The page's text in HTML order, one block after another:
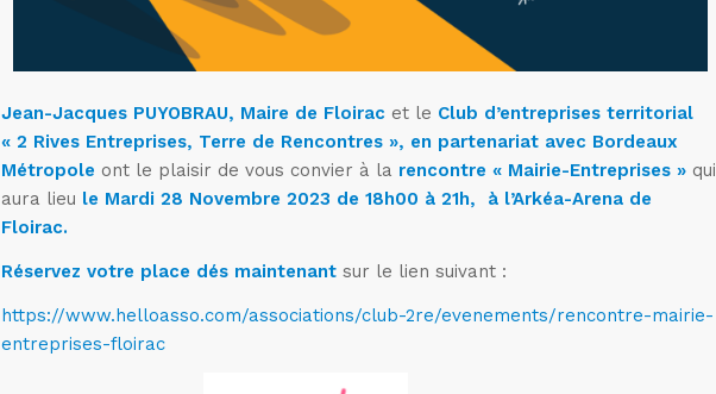
Jean-Jacques PUYOBRAU, Maire de Floirac et le Club d’entreprises territorial
« 2 Rives Entreprises, Terre de Rencontres », en partenariat avec Bordeaux
Métropole ont le plaisir de vous convier à la rencontre « Mairie-Entreprises » qui
aura lieu le Mardi 28 Novembre 2023 de 18h00 à 21h, à l’Arkéa-Arena de
Floirac.
Réservez votre place dés maintenant sur le lien suivant :
https://www.helloasso.com/associations/club-2re/evenements/rencontre-mairie-
entreprises-floirac